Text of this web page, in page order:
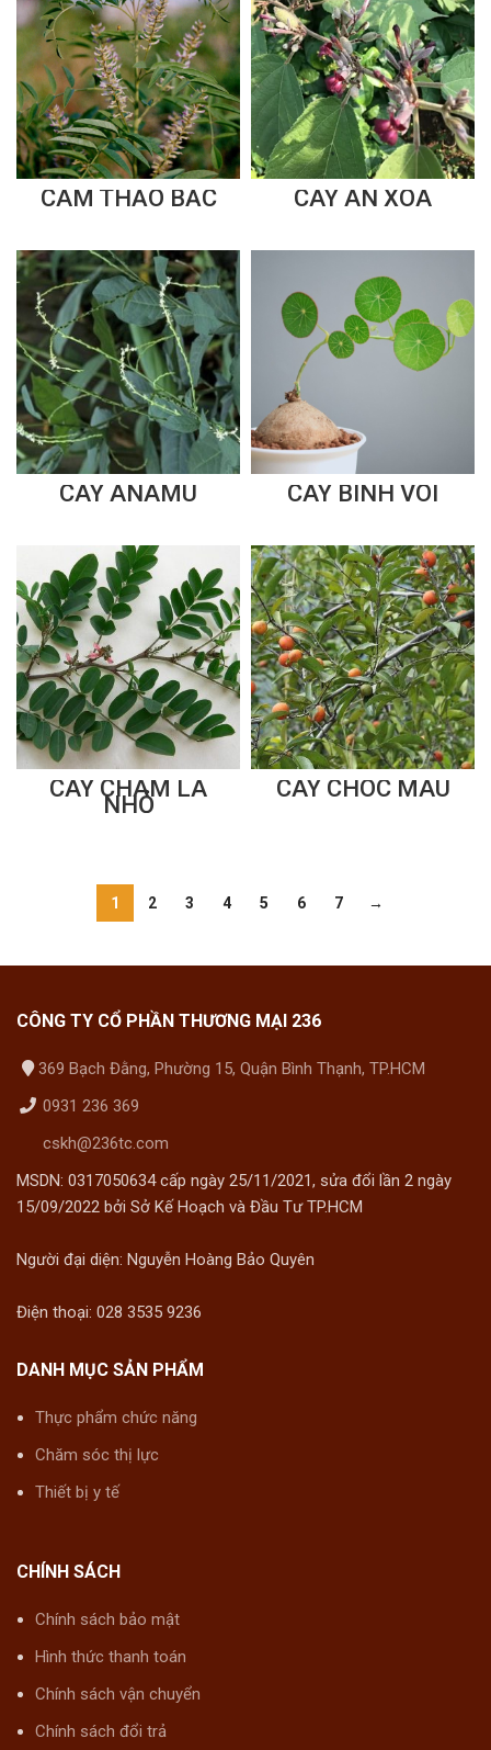
CAM THẢO BẮC CÂY AN XOA
CÂY ANAMU CÂY BÌNH VÔI
CÂY CHÀM LÁ
NHỎ
CÂY CHÓC MÁU
1 2 3 4 5 6 7 →
CÔNG TY CỔ PHẦN THƯƠNG MẠI 236
369 Bạch Đằng, Phường 15, Quận Bình Thạnh, TP.HCM
0931 236 369
cskh@236tc.com
MSDN: 0317050634 cấp ngày 25/11/2021, sửa đổi lần 2 ngày
15/09/2022 bởi Sở Kế Hoạch và Đầu Tư TP.HCM
Người đại diện: Nguyễn Hoàng Bảo Quyên
Điện thoại: 028 3535 9236
DANH MỤC SẢN PHẨM
Thực phẩm chức năng
Chăm sóc thị lực
Thiết bị y tế
CHÍNH SÁCH
Chính sách bảo mật
Hình thức thanh toán
Chính sách vận chuyển
Chính sách đổi trả